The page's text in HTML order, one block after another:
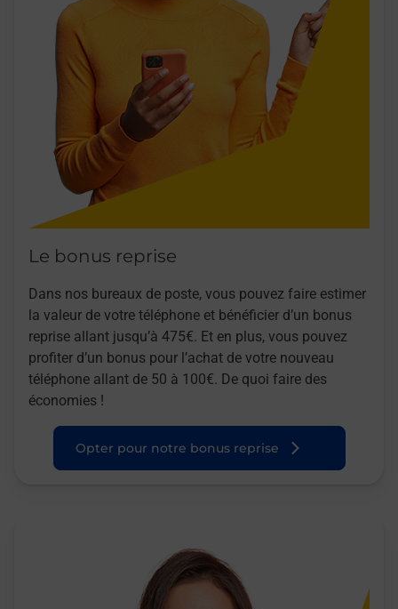
Le bonus reprise
Dans nos bureaux de poste, vous pouvez faire estimer
la valeur de votre téléphone et bénéficier d’un bonus
reprise allant jusqu’à 475€. Et en plus, vous pouvez
profiter d’un bonus pour l’achat de votre nouveau
téléphone allant de 50 à 100€. De quoi faire des
économies !
Opter pour notre bonus reprise